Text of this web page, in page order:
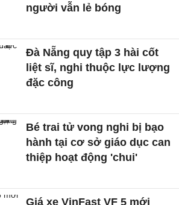
người vẫn lẻ bóng
Đà Nẵng quy tập 3 hài cốt
liệt sĩ, nghi thuộc lực lượng
đặc công
Bé trai tử vong nghi bị bạo
hành tại cơ sở giáo dục can
thiệp hoạt động 'chui'
Giá xe VinFast VF 5 mới